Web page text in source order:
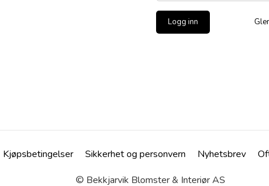
Kjøpsbetingelser Sikkerhet og personvern Nyhetsbrev
© Bekkjarvik Blomster & Interiør AS